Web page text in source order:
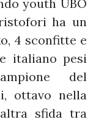
youth UBO
ha un
4 sconfitte e
italiano pesi
del
ottavo nella
sfida tra